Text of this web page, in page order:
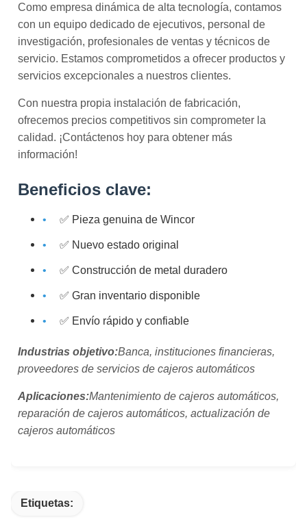
Como empresa dinámica de alta tecnología, contamos
con un equipo dedicado de ejecutivos, personal de
investigación, profesionales de ventas y técnicos de
servicio. Estamos comprometidos a ofrecer productos y
servicios excepcionales a nuestros clientes.
Con nuestra propia instalación de fabricación,
ofrecemos precios competitivos sin comprometer la
calidad. ¡Contáctenos hoy para obtener más
información!
Beneficios clave:
✅ Pieza genuina de Wincor
✅ Nuevo estado original
✅ Construcción de metal duradero
✅ Gran inventario disponible
✅ Envío rápido y confiable
Industrias objetivo:Banca, instituciones financieras,
proveedores de servicios de cajeros automáticos
Aplicaciones:Mantenimiento de cajeros automáticos,
reparación de cajeros automáticos, actualización de
cajeros automáticos
Etiquetas: